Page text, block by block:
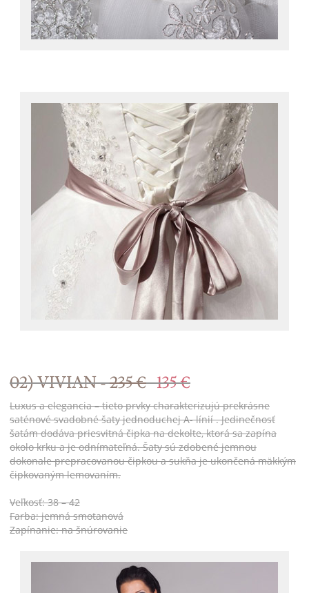
02) VIVIAN -235 € 135 €
Luxus a elegancia – tieto prvky charakterizujú prekrásne
saténové svadobné šaty jednoduchej A- línií . Jedinečnosť
šatám dodáva priesvitná čipka na dekolte, ktorá sa zapína
okolo krku a je odnímateľná. Šaty sú zdobené jemnou
dokonale prepracovanou čipkou a sukňa je ukončená mäkkým
čipkovaným lemovaním.
Veľkosť: 38 – 42
Farba: jemná smotanová
Zapínanie: na šnúrovanie